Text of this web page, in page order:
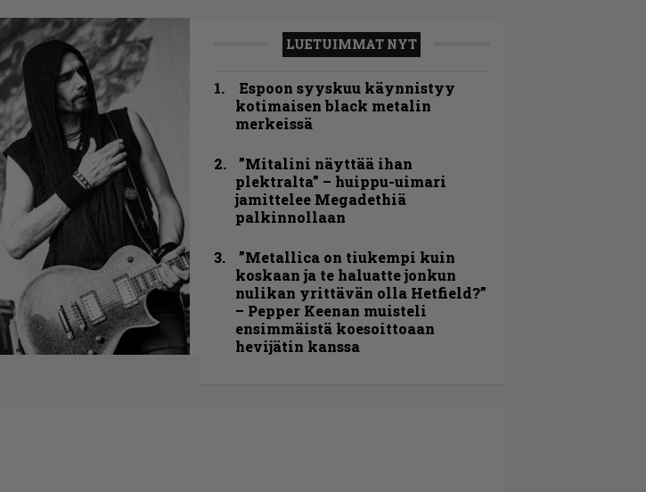
LUETUIMMAT NYT
Espoon syyskuu käynnistyy
kotimaisen black metalin
merkeissä
”Mitalini näyttää ihan
plektralta” – huippu-uimari
jamittelee Megadethiä
palkinnollaan
”Metallica on tiukempi kuin
koskaan ja te haluatte jonkun
nulikan yrittävän olla Hetfield?”
– Pepper Keenan muisteli
ensimmäistä koesoittoaan
hevijätin kanssa